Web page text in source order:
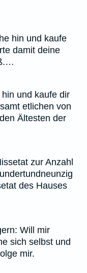
hin und kaufe
damit deine
und kaufe dir
etlichen von
Ältesten der
zur Anzahl
des Hauses
Will mir
sich selbst und
mir.